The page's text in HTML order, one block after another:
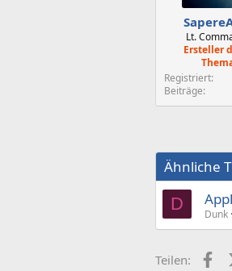
Lt.
Ersteller
Registriert
Beiträge
Ähnliche
D
Dunk
Teilen: